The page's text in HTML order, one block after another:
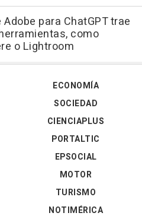
para ChatGPT trae
como
o Lightroom
ECONOMÍA
SOCIEDAD
CIENCIAPLUS
PORTALTIC
EPSOCIAL
MOTOR
TURISMO
NOTIMÉRICA